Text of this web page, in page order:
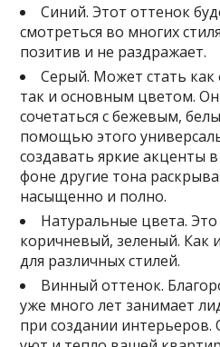
Синий. Этот оттенок
смотреться во многих
позитив и не раздражает.
Серый. Может стать
так и основным цветом.
сочетаться с бежевым,
помощью этого
создавать яркие акценты
фоне другие тона
насыщенно и полно.
Натуральные цвета.
коричневый, зеленый. Как
для различных стилей.
Винный оттенок.
уже много лет занимает
при создании интерьеров.